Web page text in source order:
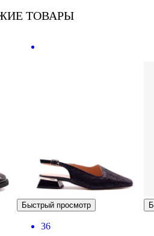
ТОВАРЫ
Быстрый просмотр
36